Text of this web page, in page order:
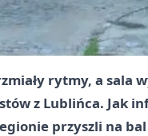
rytmy, a sala
z Lublińca. Jak
przyszli na